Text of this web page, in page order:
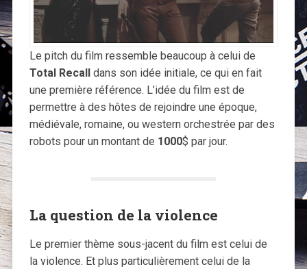
Le pitch du film ressemble beaucoup à celui de
Total Recall
dans son idée initiale, ce qui en fait
une première référence. L’idée du film est de
permettre à des hôtes de rejoindre une époque,
médiévale, romaine, ou western orchestrée par des
robots pour un montant de 1000$ par jour.
La question de la violence
Le premier thème sous-jacent du film est celui de
la violence. Et plus particulièrement celui de la